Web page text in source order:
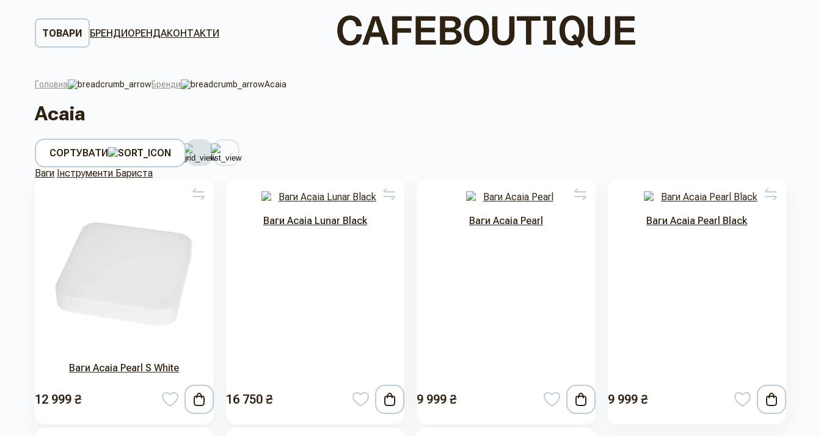
ТОВАРИ БРЕНДИОРЕНДАКОНТАКТИ
Головна Бренди Acaia
Acaia
СОРТУВАТИ
Ваги Інструменти Бариста
Ваги Acaia Pearl S White
12 999 ₴
Ваги Acaia Lunar Black
16 750 ₴
Ваги Acaia Pearl
9 999 ₴
Ваги Acaia Pearl Black
9 999 ₴